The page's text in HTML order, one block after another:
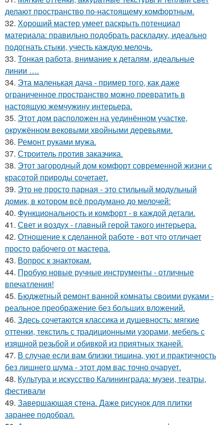
делают пространство по-настоящему комфортным.
32. Хороший мастер умеет раскрыть потенциал
материала: правильно подобрать раскладку, идеально
подогнать стыки, учесть каждую мелочь.
33. Тонкая работа, внимание к деталям, идеальные
линии ….
34. Эта маленькая дача - пример того, как даже
ограниченное пространство можно превратить в
настоящую жемчужину интерьера.
35. Этот дом расположен на уединённом участке,
окружённом вековыми хвойными деревьями.
36. Ремонт руками мужа.
37. Строитель против заказчика.
38. Этот загородный дом комфорт современной жизни с
красотой природы сочетает.
39. Это не просто парная - это стильный модульный
домик, в котором всё продумано до мелочей:
40. Функциональность и комфорт - в каждой детали.
41. Свет и воздух - главный герой такого интерьера.
42. Отношение к сделанной работе - вот что отличает
просто рабочего от мастера.
43. Вопрос к знактокам.
44. Пробую новые ручные инструменты - отличные
впечатления!
45. Бюджетный ремонт ванной комнаты своими руками -
реальное преображение без больших вложений.
46. Здесь сочетаются классика и душевность: мягкие
оттенки, текстиль с традиционными узорами, мебель с
изящной резьбой и обивкой из приятных тканей.
47. В случае если вам близки тишина, уют и практичность
без лишнего шума - этот дом вас точно очарует.
48. Культура и искусство Калининграда: музеи, театры,
фестивали
49. Завершающая стена. Даже рисунок для плитки
заранее подобрал.